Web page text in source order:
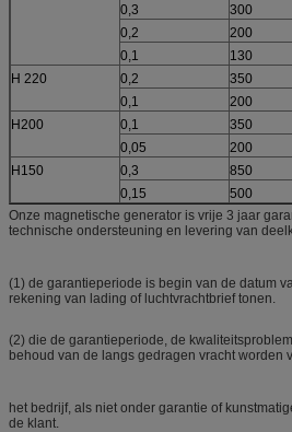
0,3
300
0,2
200
0,1
130
H 220
0,2 350
0,1
200
H200
0,1 350
0,05
200
H150
0,3 850
0,15
500
Onze magnetische generator is vrije 3 jaar
technische ondersteuning en levering van
(1) de garantieperiode is begin van de datum
rekening van lading of luchtvrachtbrief tonen.
(2) die de garantieperiode, de
behoud van de langs gedragen vracht worden
het bedrijf, als niet onder garantie of
de klant.